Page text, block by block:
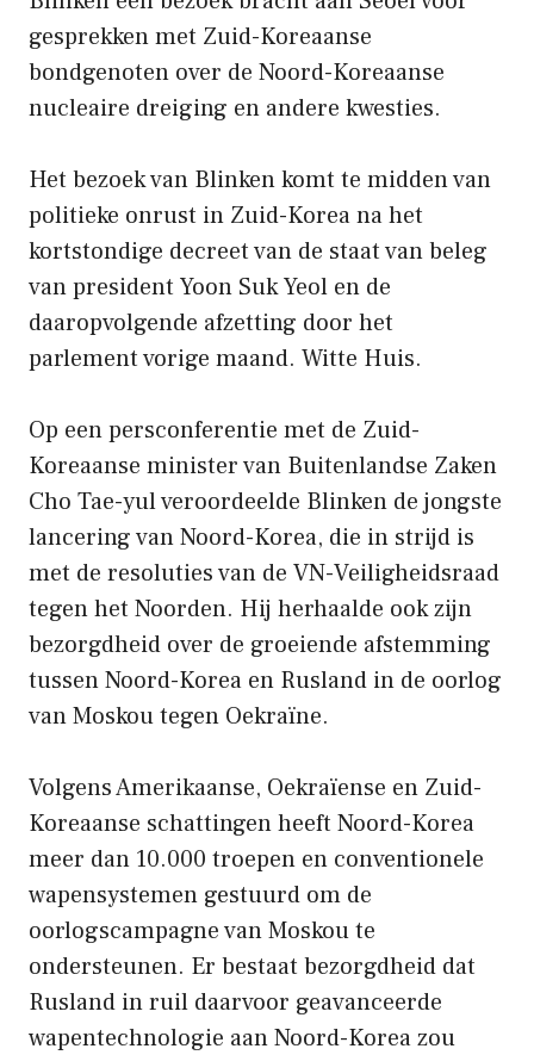
gesprekken met Zuid-Koreaanse
bondgenoten over de Noord-Koreaanse
nucleaire dreiging en andere kwesties.
Het bezoek van Blinken komt te midden van
politieke onrust in Zuid-Korea na het
kortstondige decreet van de staat van beleg
van president Yoon Suk Yeol en de
daaropvolgende afzetting door het
parlement vorige maand. Witte Huis.
Op een persconferentie met de Zuid-
Koreaanse minister van Buitenlandse Zaken
Cho Tae-yul veroordeelde Blinken de jongste
lancering van Noord-Korea, die in strijd is
met de resoluties van de VN-Veiligheidsraad
tegen het Noorden. Hij herhaalde ook zijn
bezorgdheid over de groeiende afstemming
tussen Noord-Korea en Rusland in de oorlog
van Moskou tegen Oekraïne.
Volgens Amerikaanse, Oekraïense en Zuid-
Koreaanse schattingen heeft Noord-Korea
meer dan 10.000 troepen en conventionele
wapensystemen gestuurd om de
oorlogscampagne van Moskou te
ondersteunen. Er bestaat bezorgdheid dat
Rusland in ruil daarvoor geavanceerde
wapentechnologie aan Noord-Korea zou